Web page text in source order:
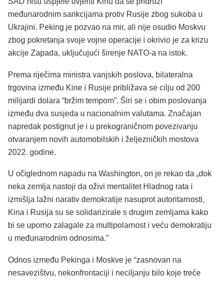
međunarodnim sankcijama protiv Rusije zbog sukoba u
Ukrajini. Peking je pozvao na mir, ali nije osudio Moskvu
zbog pokretanja svoje vojne operacije i okrivio je za krizu
akcije Zapada, uključujući širenje NATO-a na istok.
Prema riječima ministra vanjskih poslova, bilateralna
trgovina između Kine i Rusije približava se cilju od 200
milijardi dolara “bržim tempom”. Širi se i obim poslovanja
između dva susjeda u nacionalnim valutama. Značajan
napredak postignut je i u prekograničnom povezivanju
otvaranjem novih automobilskih i željezničkih mostova
2022. godine.
U očiglednom napadu na Washington, on je rekao da „dok
neka zemlja nastoji da oživi mentalitet Hladnog rata i
izmišlja lažni narativ demokratije nasuprot autoritarnosti,
Kina i Rusija su se solidarizirale s drugim zemljama kako
bi se uporno zalagale za multipolarnost i veću demokratiju
u međunarodnim odnosima.”
Odnos između Pekinga i Moskve je “zasnovan na
nesavezištvu, nekonfrontaciji i neciljanju bilo koje treće